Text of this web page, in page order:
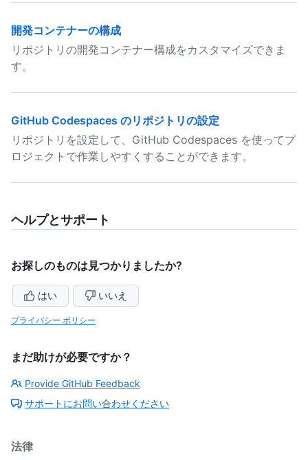
開発コンテナーの構成
リポジトリの開発コンテナー構成をカスタマイズできま
す。
GitHub Codespaces のリポジトリの設定
リポジトリを設定して、GitHub Codespaces を使ってプ
ロジェクトで作業しやすくすることができます。
ヘルプとサポート
お探しのものは見つかりましたか?
はい いいえ
プライバシー ポリシー
まだ助けが必要ですか？
Provide GitHub Feedback
サポートにお問い合わせください
法律